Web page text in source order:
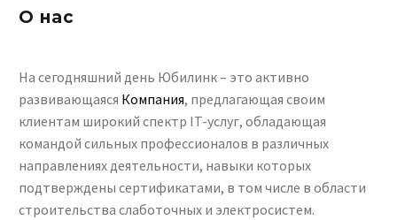
О нас
На сегодняшний день Юбилинк – это активно
развивающаяся Компания, предлагающая своим
клиентам широкий спектр IT-услуг, обладающая
командой сильных профессионалов в различных
направлениях деятельности, навыки которых
подтверждены сертификатами, в том числе в области
строительства слаботочных и электросистем.